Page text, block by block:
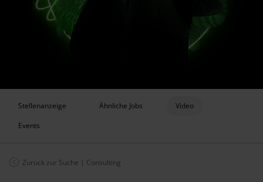
Stellenanzeige Ähnliche Jobs
Video
Events
Zurück zur Suche | Consulting